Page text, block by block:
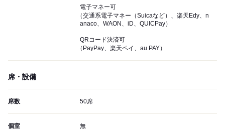
電子マネー可
（交通系電子マネー（Suicaなど）、楽天Edy、n
anaco、WAON、iD、QUICPay）
QRコード決済可
（PayPay、楽天ペイ、au PAY）
席・設備
席数 50席
個室 無